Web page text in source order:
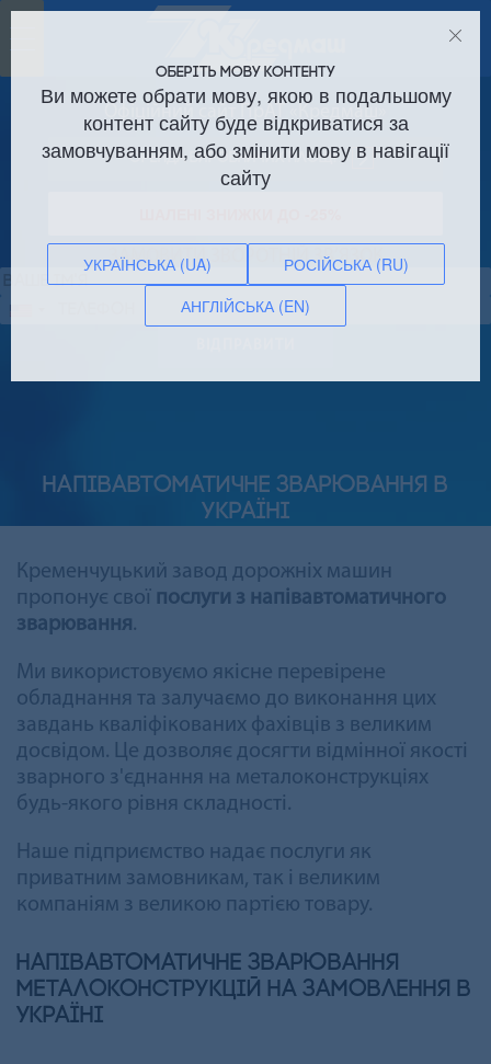
Офіційний сайт ПрАТ «Кредмаш»
Оренда виробничих площ!
ЗАМОВИТИ ЗВОРОТНІЙ ЗВ’ЯЗОК
НАПІВАВТОМАТИЧНЕ ЗВАРЮВАННЯ В
УКРАЇНІ
Кременчуцький завод дорожніх машин
пропонує свої послуги з напівавтоматичного
зварювання.
Ми використовуємо якісне перевірене
обладнання та залучаємо до виконання цих
завдань кваліфікованих фахівців з великим
досвідом. Це дозволяє досягти відмінної якості
зварного з'єднання на металоконструкціях
будь-якого рівня складності.
Наше підприємство надає послуги як
приватним замовникам, так і великим
компаніям з великою партією товару.
Напівавтоматичне зварювання
металоконструкцій на замовлення в
Україні
ОБЕРІТЬ МОВУ КОНТЕНТУ
Ви можете обрати мову, якою в подальшому
контент сайту буде відкриватися за
замовчуванням, або змінити мову в навігації
сайту
УКРАЇНСЬКА (UA)
РОСІЙСЬКА (RU)
АНГЛІЙСЬКА (EN)